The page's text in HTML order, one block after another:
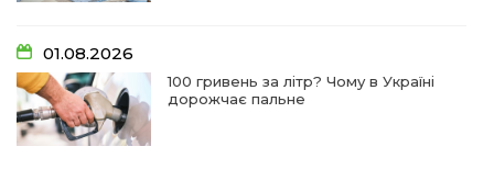
01.08.2026
100 гривень за літр? Чому в Україні
дорожчає пальне